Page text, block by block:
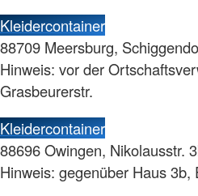
Kleidercontainer
88709 Meersburg,
Hinweis: vor der
Grasbeurerstr.
Kleidercontainer
88696 Owingen, Nikolausstr.
Hinweis: gegenüber Haus